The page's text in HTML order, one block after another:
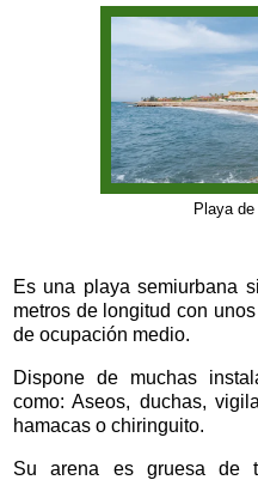
Playa
Es una playa semiurbana
metros de longitud con
de ocupación medio.
Dispone de muchas
como: Aseos, duchas,
hamacas o chiringuito.
Su arena es gruesa de